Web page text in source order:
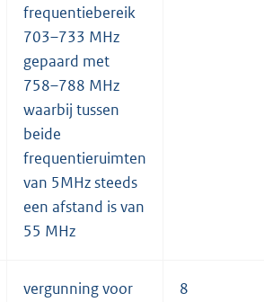
frequentiebereik
703–733 MHz
gepaard met
758–788 MHz
waarbij tussen
beide
frequentieruimten
van 5MHz steeds
een afstand is van
55 MHz
vergunning voor
8